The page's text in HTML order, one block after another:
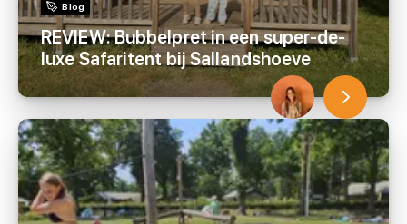
Blog
REVIEW: Bubbelpret in een super-de-
luxe Safaritent bij Sallandshoeve